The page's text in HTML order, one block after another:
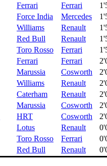
Ferrari Ferrari
Force India Mercedes
Williams Renault
Red Bull Renault
Toro Rosso Ferrari
Ferrari Ferrari
Marussia Cosworth
Williams Renault
Caterham Renault
Marussia Cosworth
HRT Cosworth
Lotus Renault
Toro Rosso Ferrari
Red Bull Renault